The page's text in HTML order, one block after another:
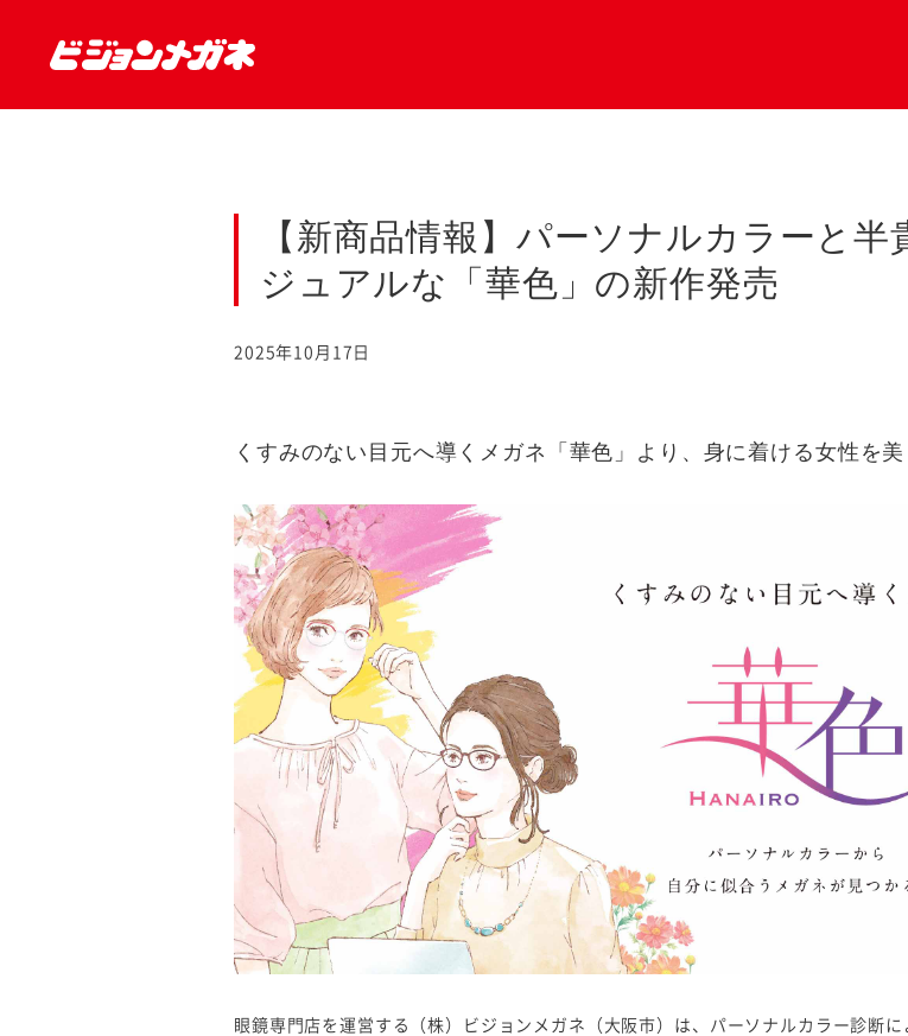
【新商品情報】パーソナルカラーと
ジュアルな「華色」の新作発売
2025年10月17日
くすみのない目元へ導くメガネ「華色」より、身に着ける女性を
眼鏡専門店を運営する（株）ビジョンメガネ（大阪市）は、パーソナルカラー診断